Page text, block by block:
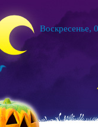
Воскресенье,